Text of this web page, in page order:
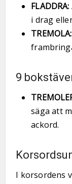
FLADDRA:
i drag
TREMOLA:
9
säga att
ackord.
I korsordens